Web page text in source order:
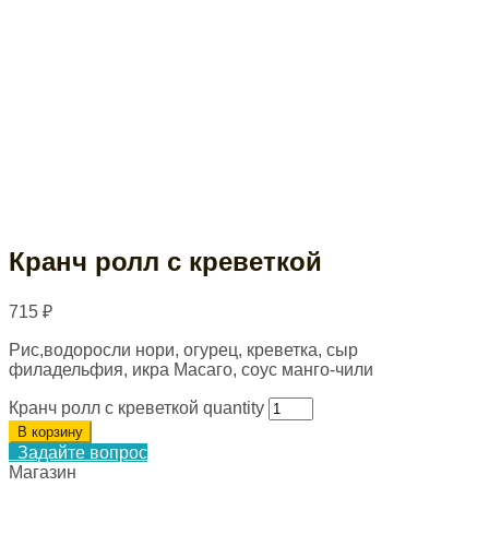
Кранч ролл с креветкой
715 ₽
Рис,водоросли нори, огурец, креветка, сыр
филадельфия, икра Масаго, соус манго-чили
Кранч ролл с креветкой quantity
В корзину
Задайте вопрос
Магазин